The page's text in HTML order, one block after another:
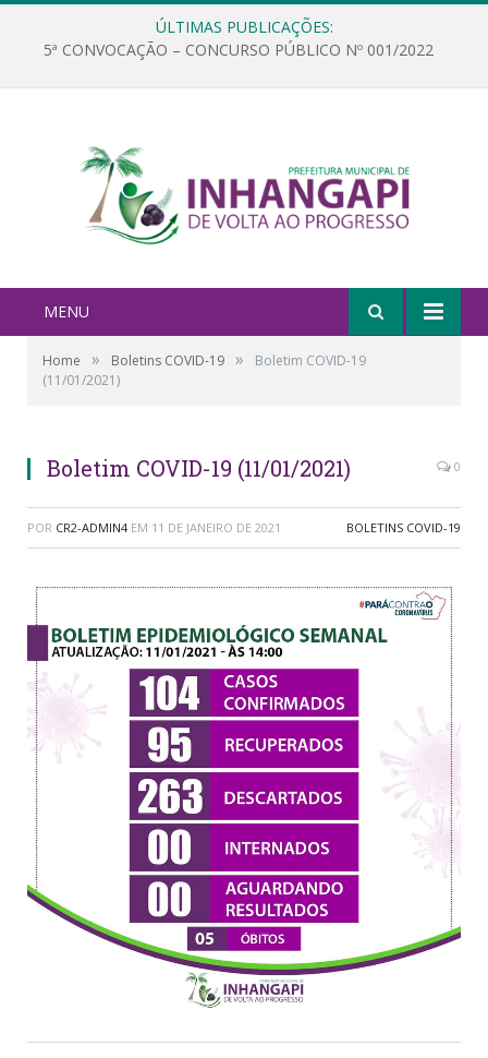
ÚLTIMAS PUBLICAÇÕES:
5ª CONVOCAÇÃO – CONCURSO PÚBLICO Nº 001/2022
MENU
Home » Boletins COVID-19 »
Boletim COVID-19
(11/01/2021)
Boletim COVID-19 (11/01/2021) 0
POR CR2-ADMIN4 EM 11 DE JANEIRO DE 2021 BOLETINS COVID-19